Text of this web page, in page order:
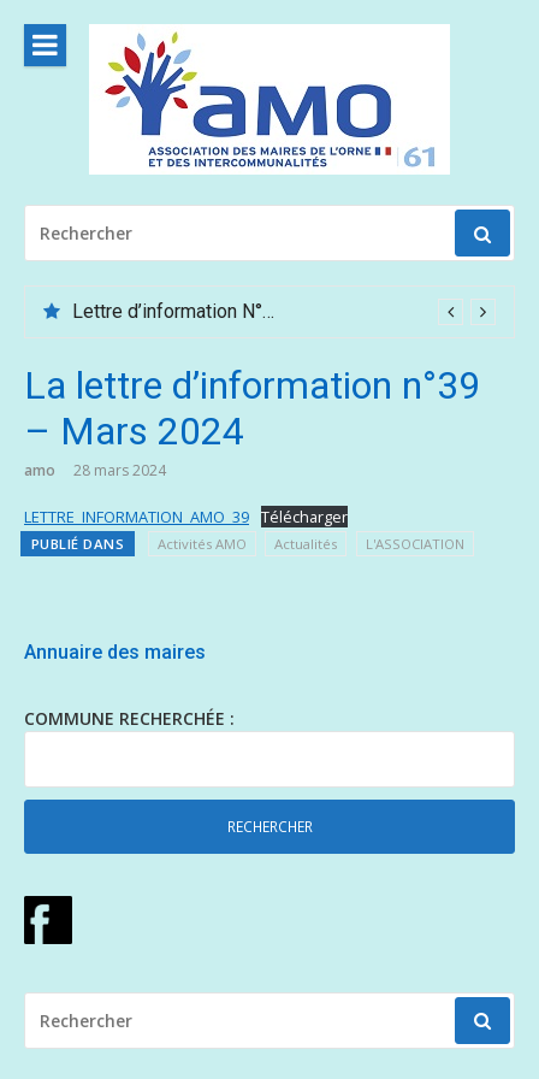
contenu
POUR
:
Lettre d’information N°62 – Mai /Juin 2026
La lettre d’information n°39
– Mars 2024
amo 28 mars 2024
LETTRE_INFORMATION_AMO_39 Télécharger
PUBLIÉ DANS Activités AMO Actualités L'ASSOCIATION
Annuaire des maires
COMMUNE RECHERCHÉE :
POUR
: